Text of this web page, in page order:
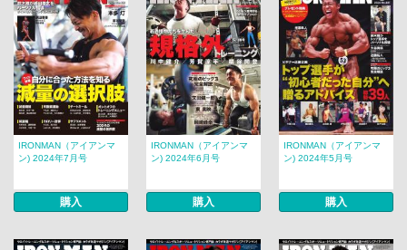
IRONMAN（アイアンマ
ン) 2024年7月号
購入
IRONMAN（アイアンマ
ン) 2024年6月号
購入
IRONMAN（アイアンマ
ン) 2024年5月号
購入